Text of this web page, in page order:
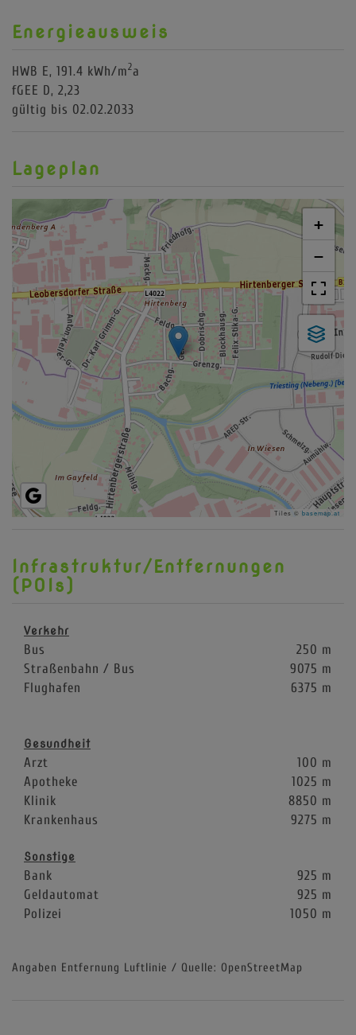
Energieausweis
HWB E, 191.4 kWh/m2a
fGEE D, 2,23
gültig bis 02.02.2033
Lageplan
+
−
Tiles © basemap.at
Infrastruktur/Entfernungen
(POIs)
Verkehr
Bus
250 m
Straßenbahn / Bus
9075 m
Flughafen
6375 m
Gesundheit
Arzt
100 m
Apotheke
1025 m
Klinik
8850 m
Krankenhaus
9275 m
Sonstige
Bank
925 m
Geldautomat
925 m
Polizei
1050 m
Angaben Entfernung Luftlinie / Quelle: OpenStreetMap